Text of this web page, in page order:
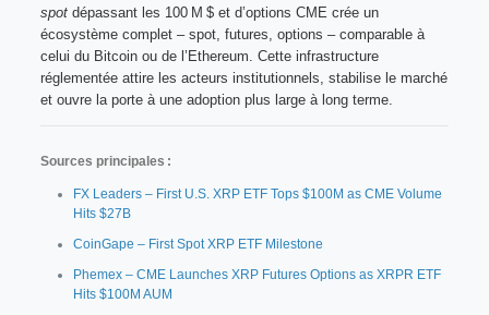
spotdépassant les 100 M $ et d’options CME crée un
écosystème complet – spot, futures, options – comparable à
celui du Bitcoin ou de l’Ethereum. Cette infrastructure
réglementée attire les acteurs institutionnels, stabilise le marché
et ouvre la porte à une adoption plus large à long terme.
Sources principales :
FX Leaders – First U.S. XRP ETF Tops $100M as CME Volume
Hits $27B
CoinGape – First Spot XRP ETF Milestone
Phemex – CME Launches XRP Futures Options as XRPR ETF
Hits $100M AUM